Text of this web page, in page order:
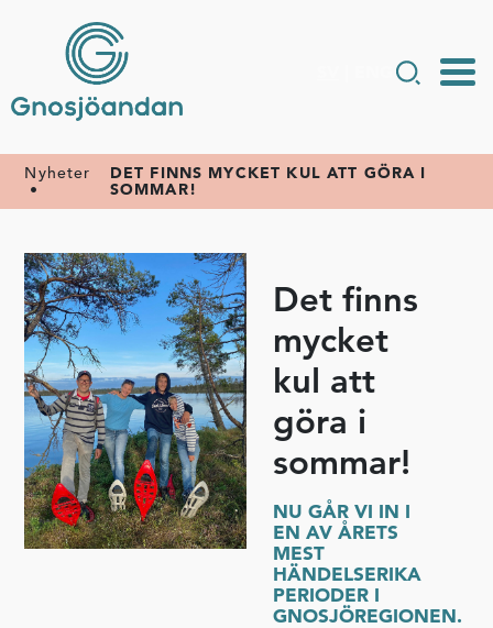
Nyheter
•
DET FINNS MYCKET KUL ATT GÖRA I
SOMMAR!
Det finns
mycket
kul att
göra i
sommar!
NU GÅR VI IN I
EN AV ÅRETS
MEST
HÄNDELSERIKA
PERIODER I
GNOSJÖREGIONEN.